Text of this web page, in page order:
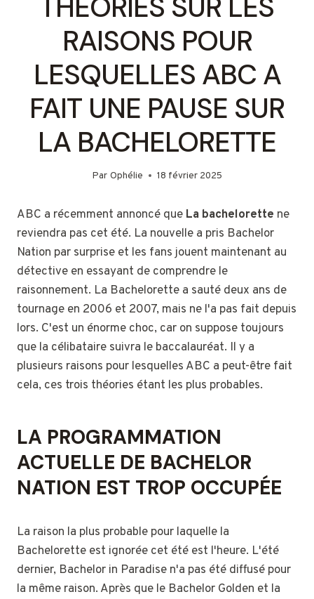
RAISONS POUR
LESQUELLES ABC A
FAIT UNE PAUSE SUR
LA BACHELORETTE
Par Ophélie 18 février 2025
ABC a récemment annoncé que La bachelorette ne
reviendra pas cet été. La nouvelle a pris Bachelor
Nation par surprise et les fans jouent maintenant au
détective en essayant de comprendre le
raisonnement. La Bachelorette a sauté deux ans de
tournage en 2006 et 2007, mais ne l'a pas fait depuis
lors. C'est un énorme choc, car on suppose toujours
que la célibataire suivra le baccalauréat. Il y a
plusieurs raisons pour lesquelles ABC a peut-être fait
cela, ces trois théories étant les plus probables.
LA PROGRAMMATION
ACTUELLE DE BACHELOR
NATION EST TROP OCCUPÉE
La raison la plus probable pour laquelle la
Bachelorette est ignorée cet été est l'heure. L'été
dernier, Bachelor in Paradise n'a pas été diffusé pour
la même raison. Après que le Bachelor Golden et la